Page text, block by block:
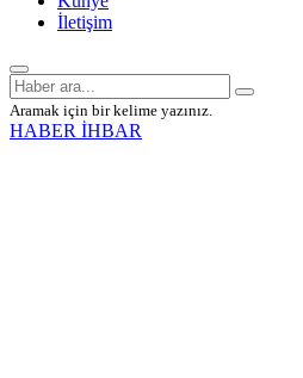
İletişim
Aramak için bir kelime yazınız.
HABER İHBAR